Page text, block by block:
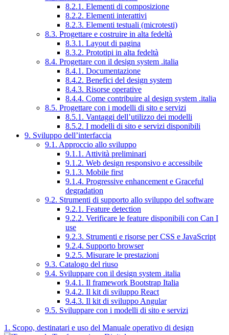
8.2.1. Elementi di composizione
8.2.2. Elementi interattivi
8.2.3. Elementi testuali (microtesti)
8.3. Progettare e costruire in alta fedeltà
8.3.1. Layout di pagina
8.3.2. Prototipi in alta fedeltà
8.4. Progettare con il design system .italia
8.4.1. Documentazione
8.4.2. Benefici del design system
8.4.3. Risorse operative
8.4.4. Come contribuire al design system .italia
8.5. Progettare con i modelli di sito e servizi
8.5.1. Vantaggi dell’utilizzo dei modelli
8.5.2. I modelli di sito e servizi disponibili
9. Sviluppo dell’interfaccia
9.1. Approccio allo sviluppo
9.1.1. Attività preliminari
9.1.2. Web design responsivo e accessibile
9.1.3. Mobile first
9.1.4. Progressive enhancement e Graceful
degradation
9.2. Strumenti di supporto allo sviluppo del software
9.2.1. Feature detection
9.2.2. Verificare le feature disponibili con Can I
use
9.2.3. Strumenti e risorse per CSS e JavaScript
9.2.4. Supporto browser
9.2.5. Misurare le prestazioni
9.3. Catalogo del riuso
9.4. Sviluppare con il design system .italia
9.4.1. Il framework Bootstrap Italia
9.4.2. Il kit di sviluppo React
9.4.3. Il kit di sviluppo Angular
9.5. Sviluppare con i modelli di sito e servizi
1. Scopo, destinatari e uso del Manuale operativo di design